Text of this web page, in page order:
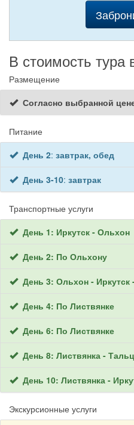
В стоимость тура
Размещение
Согласно выбранной
Питание
День 2: завтрак, обед
День 3-10: завтрак
Транспортные услуги
День 1: Иркутск - Ольхон
День 2: По Ольхону
День 3: Ольхон - Иркутск
День 4: По Листвянке
День 6: По Листвянке
День 8: Листвянка -
День 10: Листвянка -
Экскурсионные услуги